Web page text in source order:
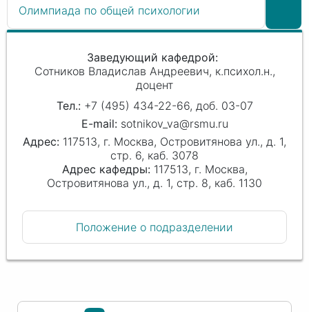
Олимпиада по общей психологии
Заведующий кафедрой
Сотников Владислав Андреевич к.психол.н.,
доцент
+7 (495) 434-22-66, доб. 03-07
sotnikov_va@rsmu.ru
117513, г. Москва, Островитянова ул., д. 1,
стр. 6, каб. 3078
Адрес кафедры:117513, г. Москва,
Островитянова ул., д. 1, стр. 8, каб. 1130
Положение о подразделении